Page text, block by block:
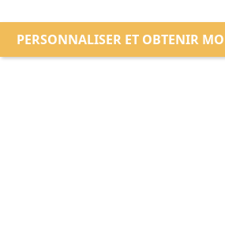
PERSONNALISER ET OBTENIR